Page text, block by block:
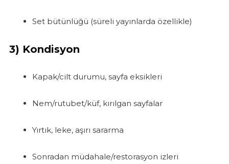
Set bütünlüğü (süreli yayınlarda özellikle)
3) Kondisyon
Kapak/cilt durumu, sayfa eksikleri
Nem/rutubet/küf, kırılgan sayfalar
Yırtık, leke, aşırı sararma
Sonradan müdahale/restorasyon izleri